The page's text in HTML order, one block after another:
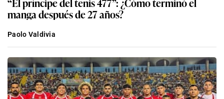
manga después de 27 años?
Paolo Valdivia